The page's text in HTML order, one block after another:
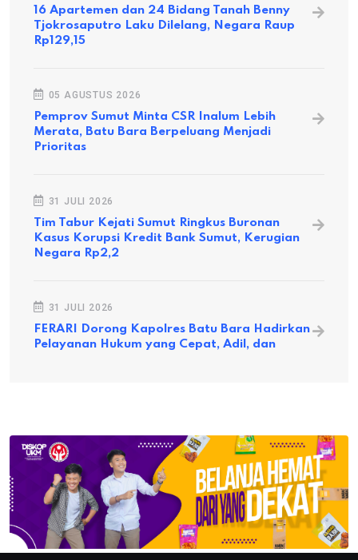
16 Apartemen dan 24 Bidang Tanah Benny
Tjokrosaputro Laku Dilelang, Negara Raup
Rp129,15
05 AGUSTUS 2026
Pemprov Sumut Minta CSR Inalum Lebih
Merata, Batu Bara Berpeluang Menjadi
Prioritas
31 JULI 2026
Tim Tabur Kejati Sumut Ringkus Buronan
Kasus Korupsi Kredit Bank Sumut, Kerugian
Negara Rp2,2
31 JULI 2026
FERARI Dorong Kapolres Batu Bara Hadirkan
Pelayanan Hukum yang Cepat, Adil, dan